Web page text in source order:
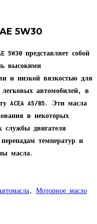
5W30
представляет собой
высокими
и низкой вязкостью для
легковых автомобилей, в
ACEA A5/B5. Эти масла
в некоторых
службы двигателя
температур и
масла.
, Моторное масло